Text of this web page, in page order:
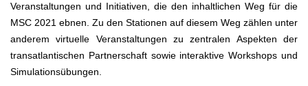
Veranstaltungen und Initiativen, die den inhaltlichen Weg für die
MSC 2021 ebnen. Zu den Stationen auf diesem Weg zählen unter
anderem virtuelle Veranstaltungen zu zentralen Aspekten der
transatlantischen Partnerschaft sowie interaktive Workshops und
Simulationsübungen.